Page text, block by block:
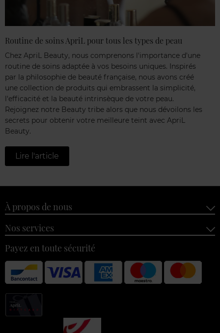
Routine de soins ApriL pour tous les types de peau
Chez ApriL Beauty, nous comprenons l'importance d'une
routine de soins adaptée à vos besoins uniques. Inspirés
par la philosophie de beauté française, nous avons créé
une collection de produits qui embrassent la simplicité,
l'efficacité et la beauté intrinsèque de votre peau.
Rejoignez notre Beauty tribe alors que nous dévoilons les
secrets pour obtenir votre meilleure teint avec ApriL
Beauty.
Lire l'article
À propos de nous
Nos services
Payez en toute sécurité